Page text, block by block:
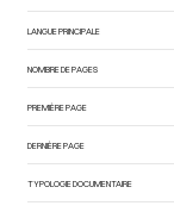
LANGUE PRINCIPALE
NOMBRE DE PAGES
PREMIÈRE PAGE
DERNIÈRE PAGE
TYPOLOGIE DOCUMENTAIRE